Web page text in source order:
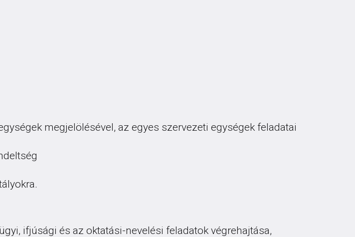
megjelölésével, az egyes szervezeti egységek feladatai
ifjúsági és az oktatási-nevelési feladatok végrehajtása,